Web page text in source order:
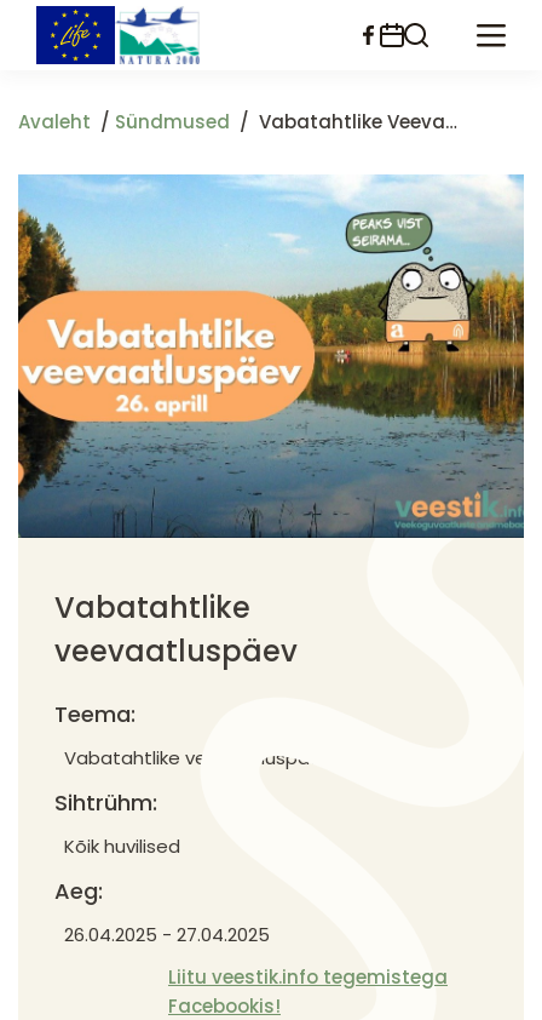
Liigu
edasi
põhisisu
Avaleht Sündmused Vabatahtlike Veevaatluspäev
Vabatahtlike
veevaatluspäev
Teema:
Vabatahtlike veevaatluspäev
Sihtrühm:
Kõik huvilised
Aeg:
26.04.2025 - 27.04.2025
Liitu veestik.info tegemistega
Facebookis!